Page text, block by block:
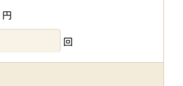
円
回